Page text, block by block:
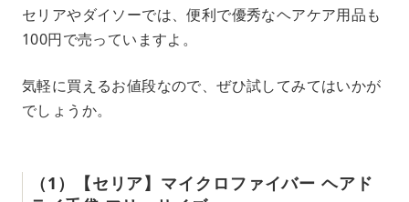
セリアやダイソーでは、便利で優秀なヘアケア用品も
100円で売っていますよ。
気軽に買えるお値段なので、ぜひ試してみてはいかが
でしょうか。
（1）【セリア】マイクロファイバー ヘアド